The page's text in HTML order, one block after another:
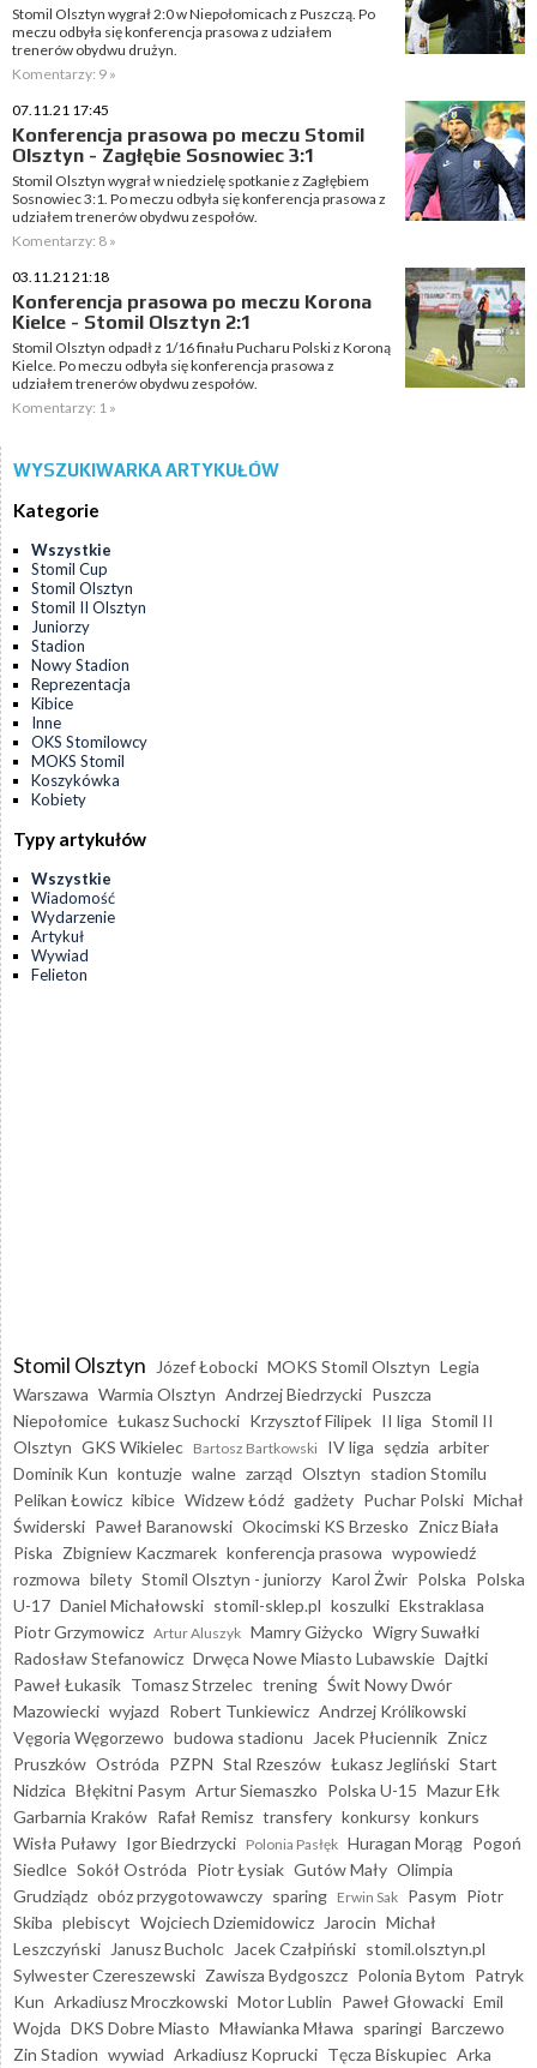
Stomil Olsztyn wygrał 2:0 w Niepołomicach z Puszczą. Po
meczu odbyła się konferencja prasowa z udziałem
trenerów obydwu drużyn.
Komentarzy: 9 »
07.11.21 17:45
Konferencja prasowa po meczu Stomil
Olsztyn - Zagłębie Sosnowiec 3:1
Stomil Olsztyn wygrał w niedzielę spotkanie z Zagłębiem
Sosnowiec 3:1. Po meczu odbyła się konferencja prasowa z
udziałem trenerów obydwu zespołów.
Komentarzy: 8 »
03.11.21 21:18
Konferencja prasowa po meczu Korona
Kielce - Stomil Olsztyn 2:1
Stomil Olsztyn odpadł z 1/16 finału Pucharu Polski z Koroną
Kielce. Po meczu odbyła się konferencja prasowa z
udziałem trenerów obydwu zespołów.
Komentarzy: 1 »
WYSZUKIWARKA ARTYKUŁÓW
Kategorie
Wszystkie
Stomil Cup
Stomil Olsztyn
Stomil II Olsztyn
Juniorzy
Stadion
Nowy Stadion
Reprezentacja
Kibice
Inne
OKS Stomilowcy
MOKS Stomil
Koszykówka
Kobiety
Typy artykułów
Wszystkie
Wiadomość
Wydarzenie
Artykuł
Wywiad
Felieton
Stomil Olsztyn Józef Łobocki MOKS Stomil Olsztyn Legia
Warszawa Warmia Olsztyn Andrzej Biedrzycki Puszcza
Niepołomice Łukasz Suchocki Krzysztof Filipek II liga Stomil II
Olsztyn GKS Wikielec Bartosz Bartkowski IV liga sędzia arbiter
Dominik Kun kontuzje walne zarząd Olsztyn stadion Stomilu
Pelikan Łowicz kibice Widzew Łódź gadżety Puchar Polski Michał
Świderski Paweł Baranowski Okocimski KS Brzesko Znicz Biała
Piska Zbigniew Kaczmarek konferencja prasowa wypowiedź
rozmowa bilety Stomil Olsztyn - juniorzy Karol Żwir Polska Polska
U-17 Daniel Michałowski stomil-sklep.pl koszulki Ekstraklasa
Piotr Grzymowicz Artur Aluszyk Mamry Giżycko Wigry Suwałki
Radosław Stefanowicz Drwęca Nowe Miasto Lubawskie Dajtki
Paweł Łukasik Tomasz Strzelec trening Świt Nowy Dwór
Mazowiecki wyjazd Robert Tunkiewicz Andrzej Królikowski
Vęgoria Węgorzewo budowa stadionu Jacek Płuciennik Znicz
Pruszków Ostróda PZPN Stal Rzeszów Łukasz Jegliński Start
Nidzica Błękitni Pasym Artur Siemaszko Polska U-15 Mazur Ełk
Garbarnia Kraków Rafał Remisz transfery konkursy konkurs
Wisła Puławy Igor Biedrzycki Polonia Pasłęk Huragan Morąg Pogoń
Siedlce Sokół Ostróda Piotr Łysiak Gutów Mały Olimpia
Grudziądz obóz przygotowawczy sparing Erwin Sak Pasym Piotr
Skiba plebiscyt Wojciech Dziemidowicz Jarocin Michał
Leszczyński
Janusz Bucholc Jacek Czałpiński stomil.olsztyn.pl
Sylwester Czereszewski Zawisza Bydgoszcz Polonia Bytom Patryk
Kun Arkadiusz Mroczkowski Motor Lublin Paweł Głowacki Emil
Wojda DKS Dobre Miasto Mławianka Mława sparingi Barczewo
Zin Stadion wywiad Arkadiusz Koprucki Tęcza Biskupiec Arka